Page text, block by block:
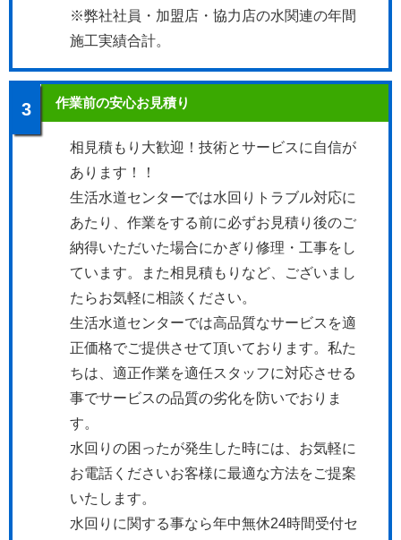
※弊社社員・加盟店・協力店の水関連の年間
施工実績合計。
3 作業前の安心お見積り
相見積もり大歓迎！技術とサービスに自信が
あります！！
生活水道センターでは水回りトラブル対応に
あたり、作業をする前に必ずお見積り後のご
納得いただいた場合にかぎり修理・工事をし
ています。また相見積もりなど、ございまし
たらお気軽に相談ください。
生活水道センターでは高品質なサービスを適
正価格でご提供させて頂いております。私た
ちは、適正作業を適任スタッフに対応させる
事でサービスの品質の劣化を防いでおりま
す。
水回りの困ったが発生した時には、お気軽に
お電話くださいお客様に最適な方法をご提案
いたします。
水回りに関する事なら年中無休24時間受付セ